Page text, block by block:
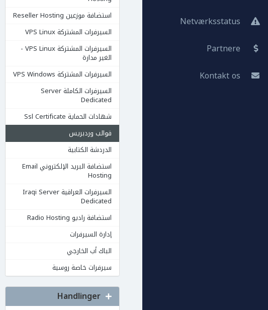
استضافة موزعين Reseller Hosting
السيرفرات المشتركة VPS Linux
السيرفرات المشتركة VPS Linux -
الغير مدارة
السيرفرات المشتركة VPS Windows
السيرفرات الكاملة Server
Dedicated
شهادات الحماية Ssl Certificate
قوالب وردبريس
الدردشة الكتابية
استضافة البريد الإلكتروني Email
Hosting
السيرفرات العراقية Iraqi Server
Dedicated
استضافة راديو Radio Hosting
إدارة السيرفرات
الباك أب الخارجي
سيرفرات خاصة روسية